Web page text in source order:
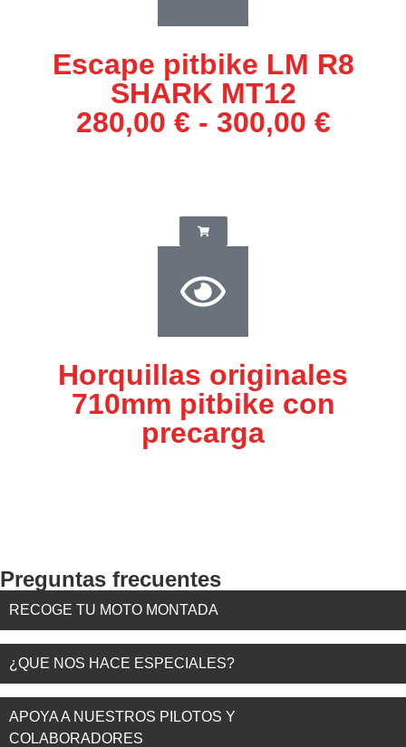
Escape pitbike LM R8
SHARK MT12
280,00 € - 300,00 €
Horquillas originales
710mm pitbike con
precarga
Preguntas frecuentes
RECOGE TU MOTO MONTADA
¿QUE NOS HACE ESPECIALES?
APOYA A NUESTROS PILOTOS Y
COLABORADORES